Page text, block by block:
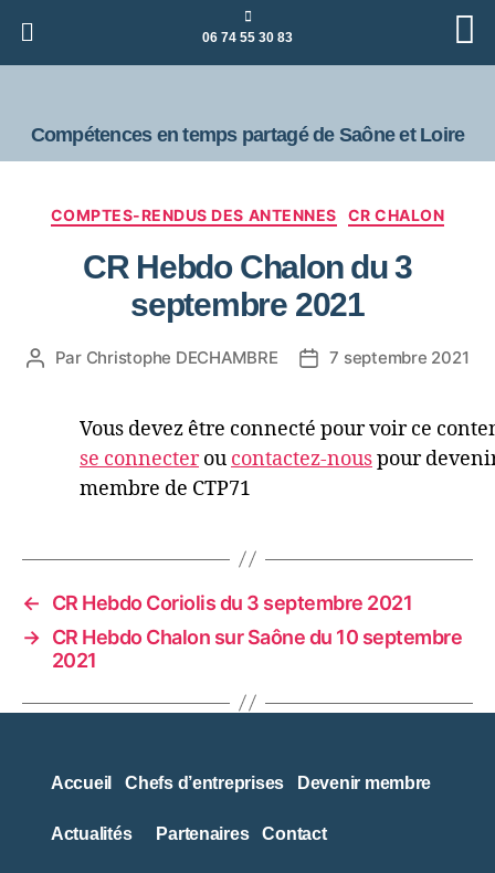
06 74 55 30 83
Compétences en temps partagé de Saône et Loire
COMPTES-RENDUS DES ANTENNES CR CHALON
CR Hebdo Chalon du 3
septembre 2021
Par Christophe DECHAMBRE 7 septembre 2021
Vous devez être connecté pour voir ce
se connecterou contactez-nouspour
membre de CTP71
←
CR Hebdo Coriolis du 3 septembre 2021
→ CR Hebdo Chalon sur Saône du 10 septembre
2021
Accueil Chefs d’entreprises Devenir membre
Actualités Partenaires Contact